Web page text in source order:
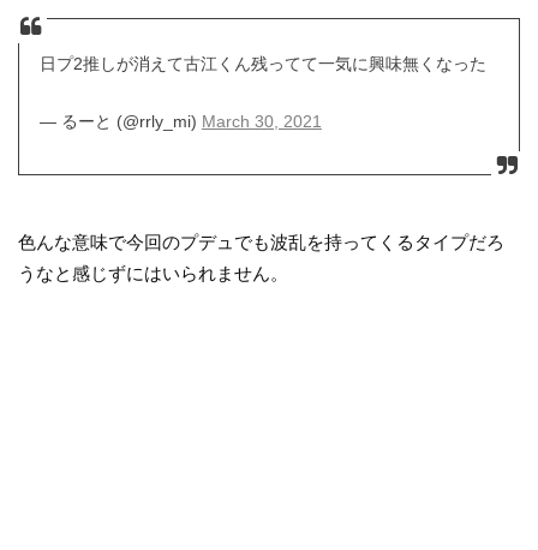
日プ2推しが消えて古江くん残ってて一気に興味無くなった
— るーと (@rrly_mi) March 30, 2021
色んな意味で今回のプデュでも波乱を持ってくるタイプだろ
うなと感じずにはいられません。